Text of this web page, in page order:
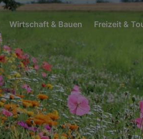
Wirtschaft & Bauen Freizeit &